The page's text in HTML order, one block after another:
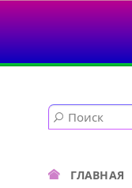
ГЛАВНАЯ